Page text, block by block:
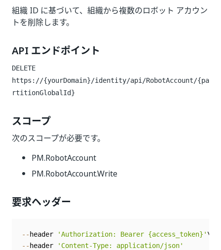
組織 ID に基づいて、組織から複数のロボット アカウン
トを削除します。
API エンドポイント
DELETE
https://{yourDomain}/identity/api/RobotAccount/{pa
rtitionGlobalId}
スコープ
次のスコープが必要です。
PM.RobotAccount
PM.RobotAccount.Write
要求ヘッダー
-- header 'Authorization: Bearer {access_token}'
-- header 'Content-Type: application/json'